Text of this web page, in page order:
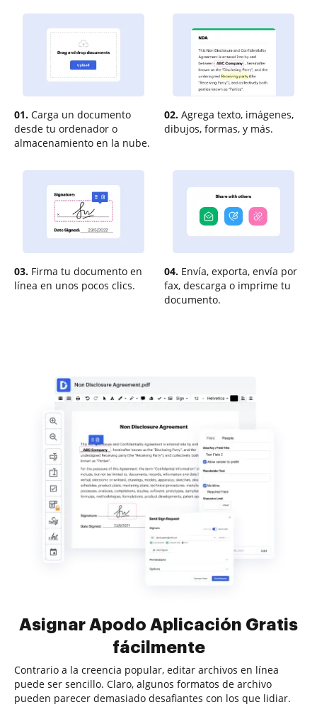
01. Carga un documento
desde tu ordenador o
almacenamiento en la nube.
02. Agrega texto, imágenes,
dibujos, formas, y más.
03. Firma tu documento en
línea en unos pocos clics.
04. Envía, exporta, envía por
fax, descarga o imprime tu
documento.
Asignar Apodo Aplicación Gratis
fácilmente
Contrario a la creencia popular, editar archivos en línea
puede ser sencillo. Claro, algunos formatos de archivo
pueden parecer demasiado desafiantes con los que lidiar.